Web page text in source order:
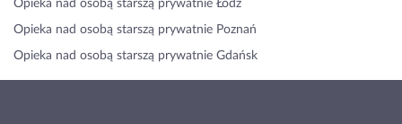
Opieka nad osobą starszą prywatnie Łódź
Opieka nad osobą starszą prywatnie Poznań
Opieka nad osobą starszą prywatnie Gdańsk